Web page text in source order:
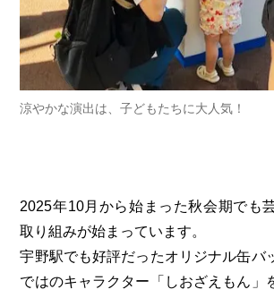
涼やかな演出は、子どもたちに大人気！
2025年10月から始まった秋会期でも
取り組みが始まっています。
宇野駅でも好評だったオリジナル缶バ
ではのキャラクター「しおざえもん」